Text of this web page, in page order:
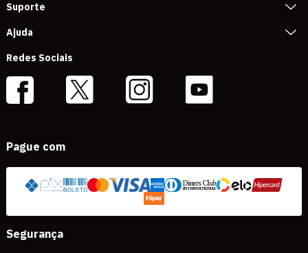
Suporte
Ajuda
Redes Sociais
Pague com
Segurança